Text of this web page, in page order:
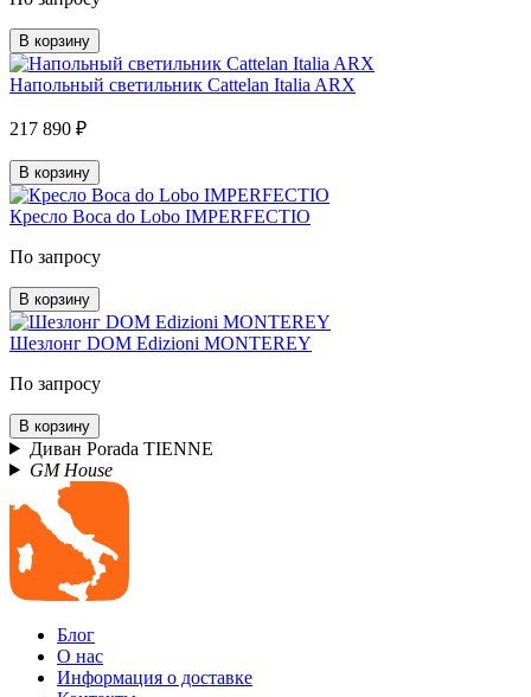
В корзину
Напольный светильник Cattelan Italia ARX
217 890 ₽
В корзину
Кресло Boca do Lobo IMPERFECTIO
По запросу
В корзину
Шезлонг DOM Edizioni MONTEREY
По запросу
В корзину
Диван Porada TIENNE
GM House
Блог
О нас
Информация о доставке